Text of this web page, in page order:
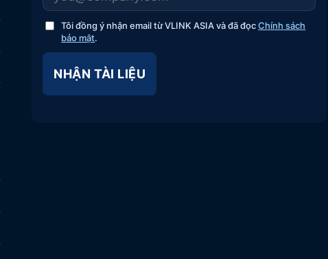
Tôi đồng ý nhận email từ VLINK ASIA và đã đọcChính sách
bảo mật.
NHẬN TÀI LIỆU